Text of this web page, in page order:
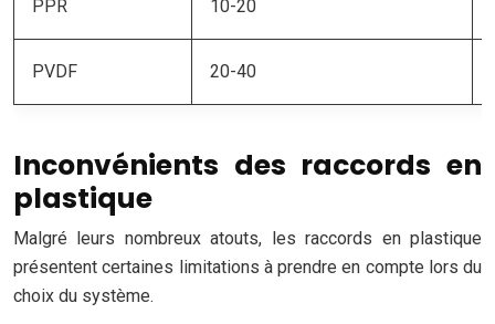
PPR 10-20
PVDF 20-40
Inconvénients des raccords en
plastique
Malgré leurs nombreux atouts, les raccords en plastique
présentent certaines limitations à prendre en compte lors du
choix du système.